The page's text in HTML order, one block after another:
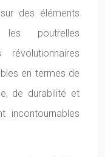
des éléments
poutrelles
en termes de
de durabilité et
incontournables